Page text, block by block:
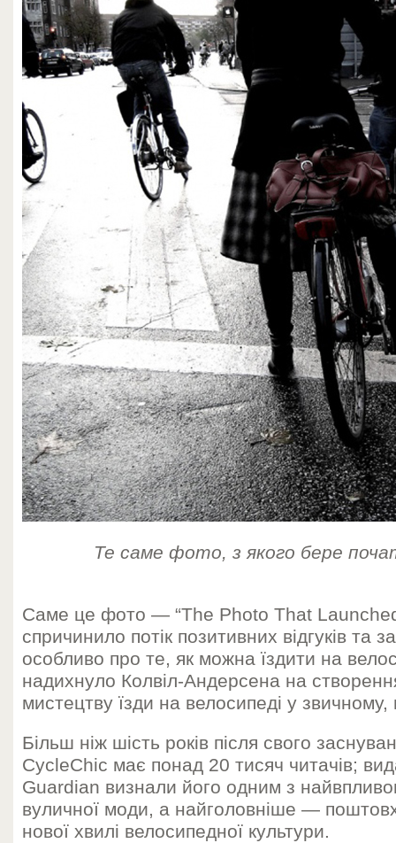
Те саме фото, з якого бере
Саме це фото — “The Photo That
спричинило потік позитивних відгуків та
особливо про те, як можна їздити на
надихнуло Колвіл-Андерсена на
мистецтву їзди на велосипеді у
Більш ніж шість років після свого
CycleChic має понад 20 тисяч читачів;
Guardian визнали його одним з
вуличної моди, а найголовніше —
нової хвилі велосипедної культури.